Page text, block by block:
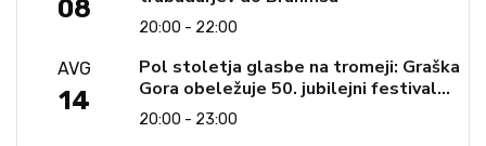
08
20:00 - 22:00
AVG
14
Pol stoletja glasbe na tromeji: Graška
Gora obeležuje 50. jubilejni festival
narodno-zabavne glasbe
20:00 - 23:00